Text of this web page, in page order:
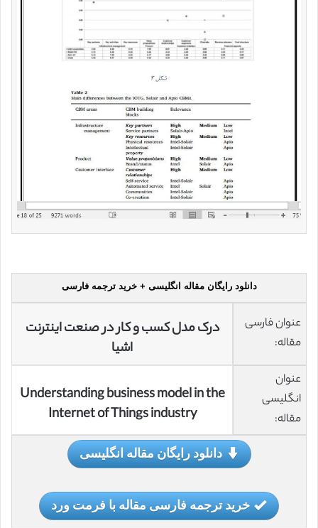
دانلود رایگان مقاله انگلیسی + خرید ترجمه فارسی
عنوان فارسی
مقاله:
درک مدل کسب و کار در صنعت اینترنت
اشیا
عنوان
انگلیسی
مقاله:
Understanding business model in the
Internet of Things industry
دانلود رایگان مقاله انگلیسی
خرید ترجمه فارسی مقاله با فرمت ورد